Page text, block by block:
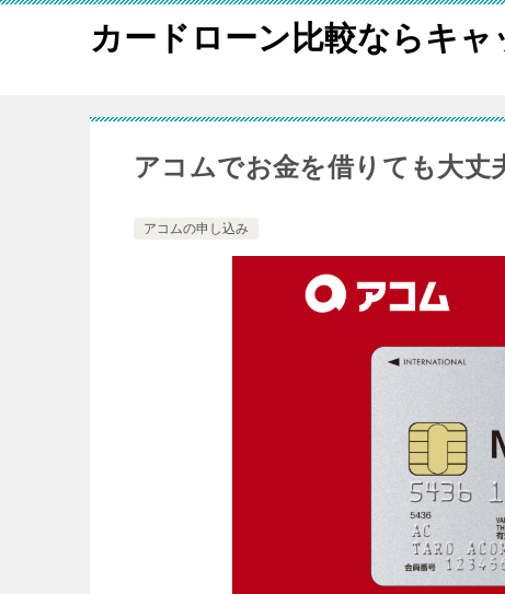
カードローン比較ならキャ
アコムでお金を借りても大丈
アコムの申し込み